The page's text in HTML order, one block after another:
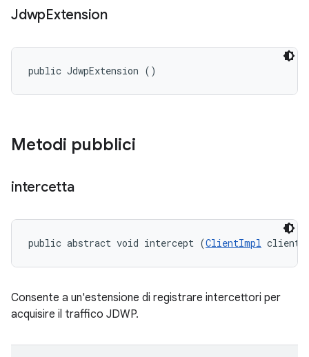
JdwpExtension
public JdwpExtension ()
Metodi pubblici
intercetta
public abstract void intercept (ClientImpl client)
Consente a un'estensione di registrare intercettori per
acquisire il traffico JDWP.